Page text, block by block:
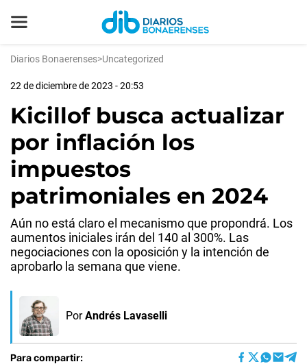
Diarios Bonaerenses>Uncategorized
22 de diciembre de 2023 - 20:53
Kicillof busca actualizar
por inflación los
impuestos
patrimoniales en 2024
Aún no está claro el mecanismo que propondrá. Los
aumentos iniciales irán del 140 al 300%. Las
negociaciones con la oposición y la intención de
aprobarlo la semana que viene.
Por Andrés Lavaselli
Para compartir: